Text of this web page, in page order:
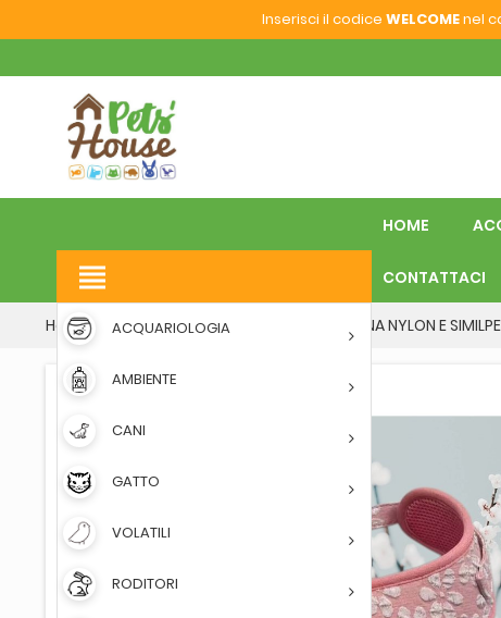
Inserisci il codice WELCOMEnel
HOME
CONTATTACI
view_headline
ACQUARIOLOGIA
AMBIENTE
CANI
GATTO
VOLATILI
RODITORI
Home CANI GUINZAGLIERIA PETTORINA NYLON E